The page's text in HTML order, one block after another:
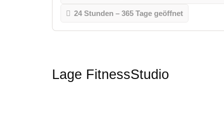
24 Stunden – 365 Tage geöffnet
Lage FitnessStudio